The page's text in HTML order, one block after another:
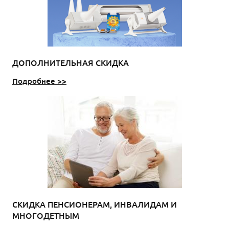
ДОПОЛНИТЕЛЬНАЯ СКИДКА
Подробнее >>
СКИДКА ПЕНСИОНЕРАМ, ИНВАЛИДАМ И
МНОГОДЕТНЫМ